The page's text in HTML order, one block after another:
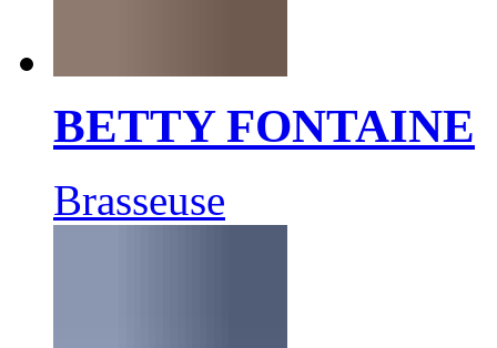
BETTY FONTAINE
Brasseuse